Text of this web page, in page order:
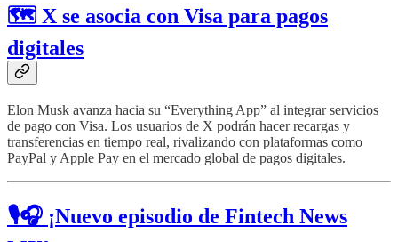
🗺️ X se asocia con Visa para pagos
digitales
Elon Musk avanza hacia su “Everything App” al integrar servicios
de pago con Visa. Los usuarios de X podrán hacer recargas y
transferencias en tiempo real, rivalizando con plataformas como
PayPal y Apple Pay en el mercado global de pagos digitales.
🎙️🎧 ¡Nuevo episodio de Fintech News